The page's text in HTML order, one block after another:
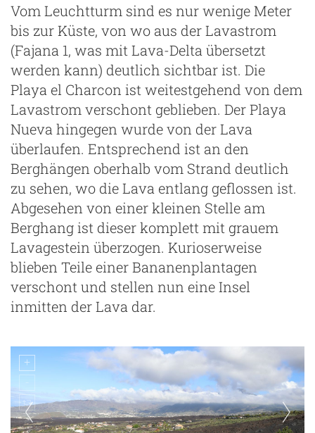
Vom Leuchtturm sind es nur wenige Meter
bis zur Küste, von wo aus der Lavastrom
(Fajana 1, was mit Lava-Delta übersetzt
werden kann) deutlich sichtbar ist. Die
Playa el Charcon ist weitestgehend von dem
Lavastrom verschont geblieben. Der Playa
Nueva hingegen wurde von der Lava
überlaufen. Entsprechend ist an den
Berghängen oberhalb vom Strand deutlich
zu sehen, wo die Lava entlang geflossen ist.
Abgesehen von einer kleinen Stelle am
Berghang ist dieser komplett mit grauem
Lavagestein überzogen. Kurioserweise
blieben Teile einer Bananenplantagen
verschont und stellen nun eine Insel
inmitten der Lava dar.